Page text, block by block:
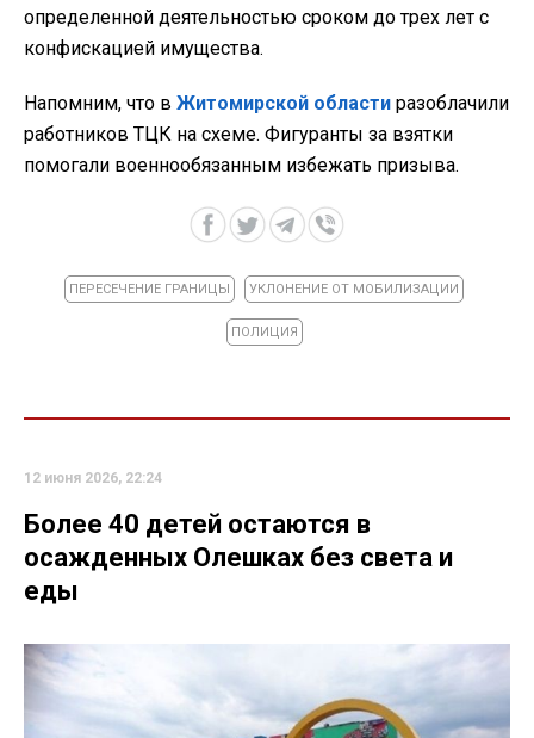
определенной деятельностью сроком до трех лет с
конфискацией имущества.
Напомним, что в Житомирской области разоблачили
работников ТЦК на схеме. Фигуранты за взятки
помогали военнообязанным избежать призыва.
ПЕРЕСЕЧЕНИЕ ГРАНИЦЫ УКЛОНЕНИЕ ОТ МОБИЛИЗАЦИИ
ПОЛИЦИЯ
12 июня 2026, 22:24
Более 40 детей остаются в
осажденных Олешках без света и
еды